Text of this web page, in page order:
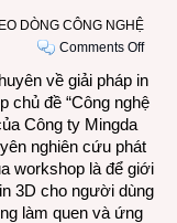
DÒNG CÔNG NGHỆ
Comments Offon
đây
ai
có
thể
in
về giải pháp in
chủ đề “Công nghệ
Công ty Mingda
nghiên cứu phát
workshop là để giới
3D cho người dùng
làm quen và ứng